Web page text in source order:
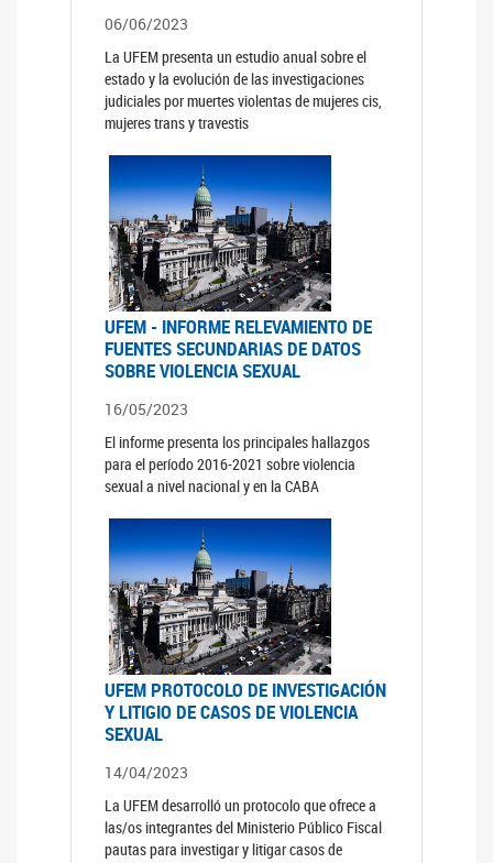
06/06/2023
La UFEM presenta un estudio anual sobre el
estado y la evolución de las investigaciones
judiciales por muertes violentas de mujeres cis,
mujeres trans y travestis
UFEM - INFORME RELEVAMIENTO DE
FUENTES SECUNDARIAS DE DATOS
SOBRE VIOLENCIA SEXUAL
16/05/2023
El informe presenta los principales hallazgos
para el período 2016-2021 sobre violencia
sexual a nivel nacional y en la CABA
UFEM PROTOCOLO DE INVESTIGACIÓN
Y LITIGIO DE CASOS DE VIOLENCIA
SEXUAL
14/04/2023
La UFEM desarrolló un protocolo que ofrece a
las/os integrantes del Ministerio Público Fiscal
pautas para investigar y litigar casos de